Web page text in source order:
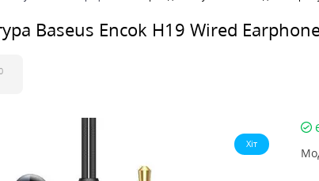
Baseus Encok H19 Wired
Хіт